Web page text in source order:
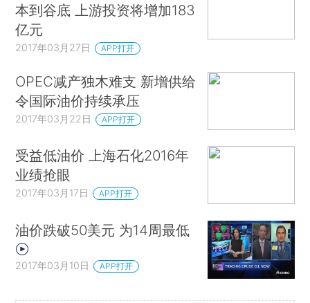
本到谷底 上游投资将增加183
亿元
2017年03月27日 APP打开
OPEC减产独木难支 新增供给
令国际油价持续承压
2017年03月22日 APP打开
受益低油价 上海石化2016年
业绩抢眼
2017年03月17日 APP打开
油价跌破50美元 为14周最低
2017年03月10日 APP打开